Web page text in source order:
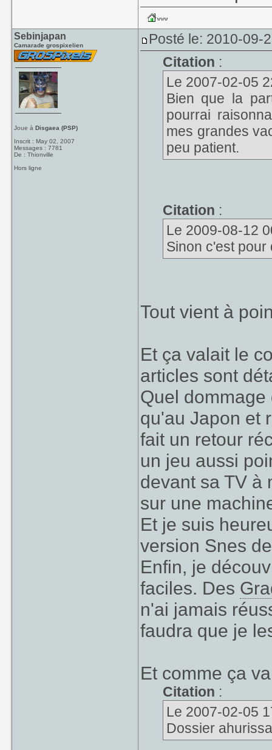
Sebinjapan
Camarade grospixelien
Joue àDisgaea (PSP)
Inscrit : May 02, 2007
Messages : 7781
De : Thionville
Hors ligne
Posté le: 2010-09-
Citation :
Le 2007-02-05
Bien que la
pourrai
mes grandes
peu patient.
Citation :
Le 2009-08-12
Sinon c'est pour
Tout vient à
Et ça valait le
articles sont
Quel
qu'au Japon et
fait un retour
un jeu aussi
devant sa TV à
sur une
Et je suis
version Snes
Enfin, je
faciles. Des
n'ai jamais
faudra que je
Et comme ça
Citation :
Le 2007-02-05
Dossier